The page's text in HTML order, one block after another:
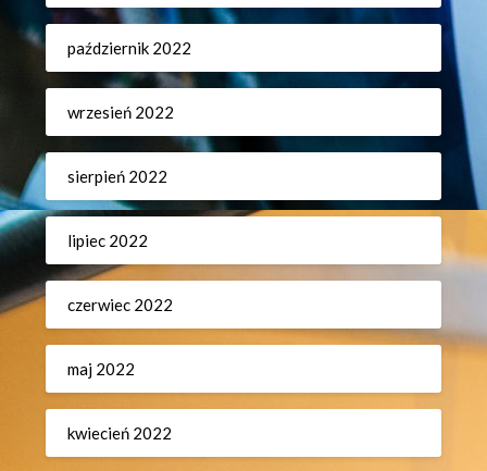
październik 2022
wrzesień 2022
sierpień 2022
lipiec 2022
czerwiec 2022
maj 2022
kwiecień 2022